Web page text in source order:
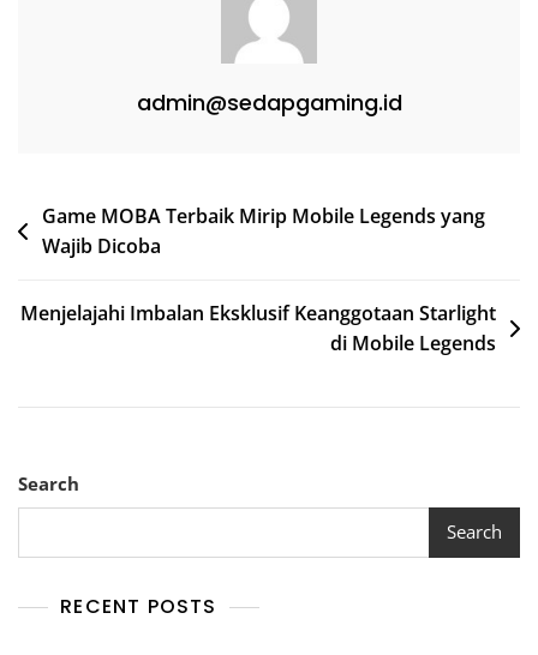
admin@sedapgaming.id
Post
navigation
Game MOBA Terbaik Mirip Mobile Legends yang
Wajib Dicoba
Menjelajahi Imbalan Eksklusif Keanggotaan Starlight
di Mobile Legends
Search
Search
RECENT POSTS